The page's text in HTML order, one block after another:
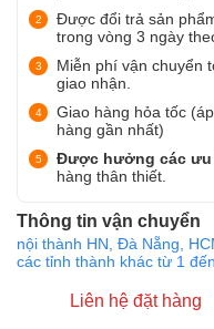
Được đổi trả sản
trong vòng 3 ngày
Miễn phí vận chuyển
giao nhận.
Giao hàng hỏa tốc
hàng gần nhất)
Được hưởng các ưu
hàng thân thiết.
Thông tin vận chuyển
nội thành HN, Đà Nẵng,
các tỉnh thành khác từ 1
Liên hệ đặt hàng